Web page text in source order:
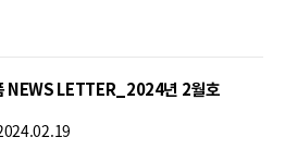
NEWS LETTER_2024년 2월호